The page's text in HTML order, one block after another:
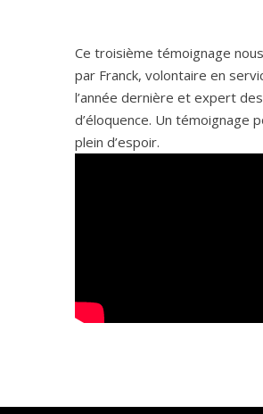
Ce troisième témoignage
par Franck, volontaire en
l’année dernière et expert
d’éloquence. Un témoignage
plein d’espoir.